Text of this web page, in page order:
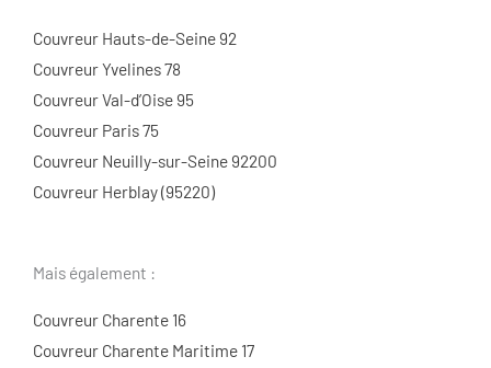
Couvreur Hauts-de-Seine 92
Couvreur Yvelines 78
Couvreur Val-d’Oise 95
Couvreur Paris 75
Couvreur Neuilly-sur-Seine 92200
Couvreur Herblay (95220)
Mais également :
Couvreur Charente 16
Couvreur Charente Maritime 17